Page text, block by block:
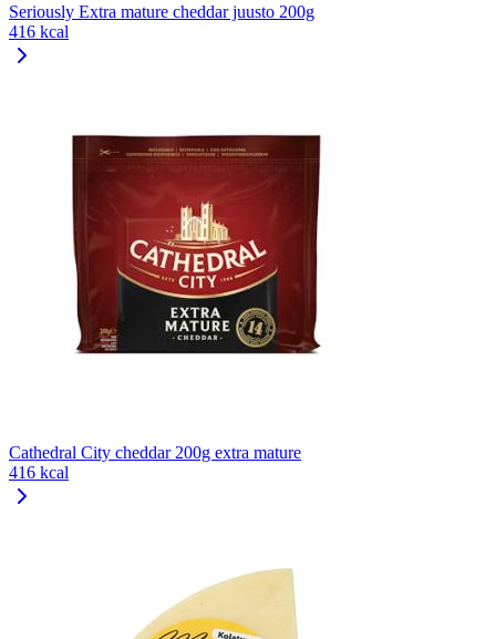
Seriously Extra mature cheddar juusto 200g
416 kcal
Cathedral City cheddar 200g extra mature
416 kcal